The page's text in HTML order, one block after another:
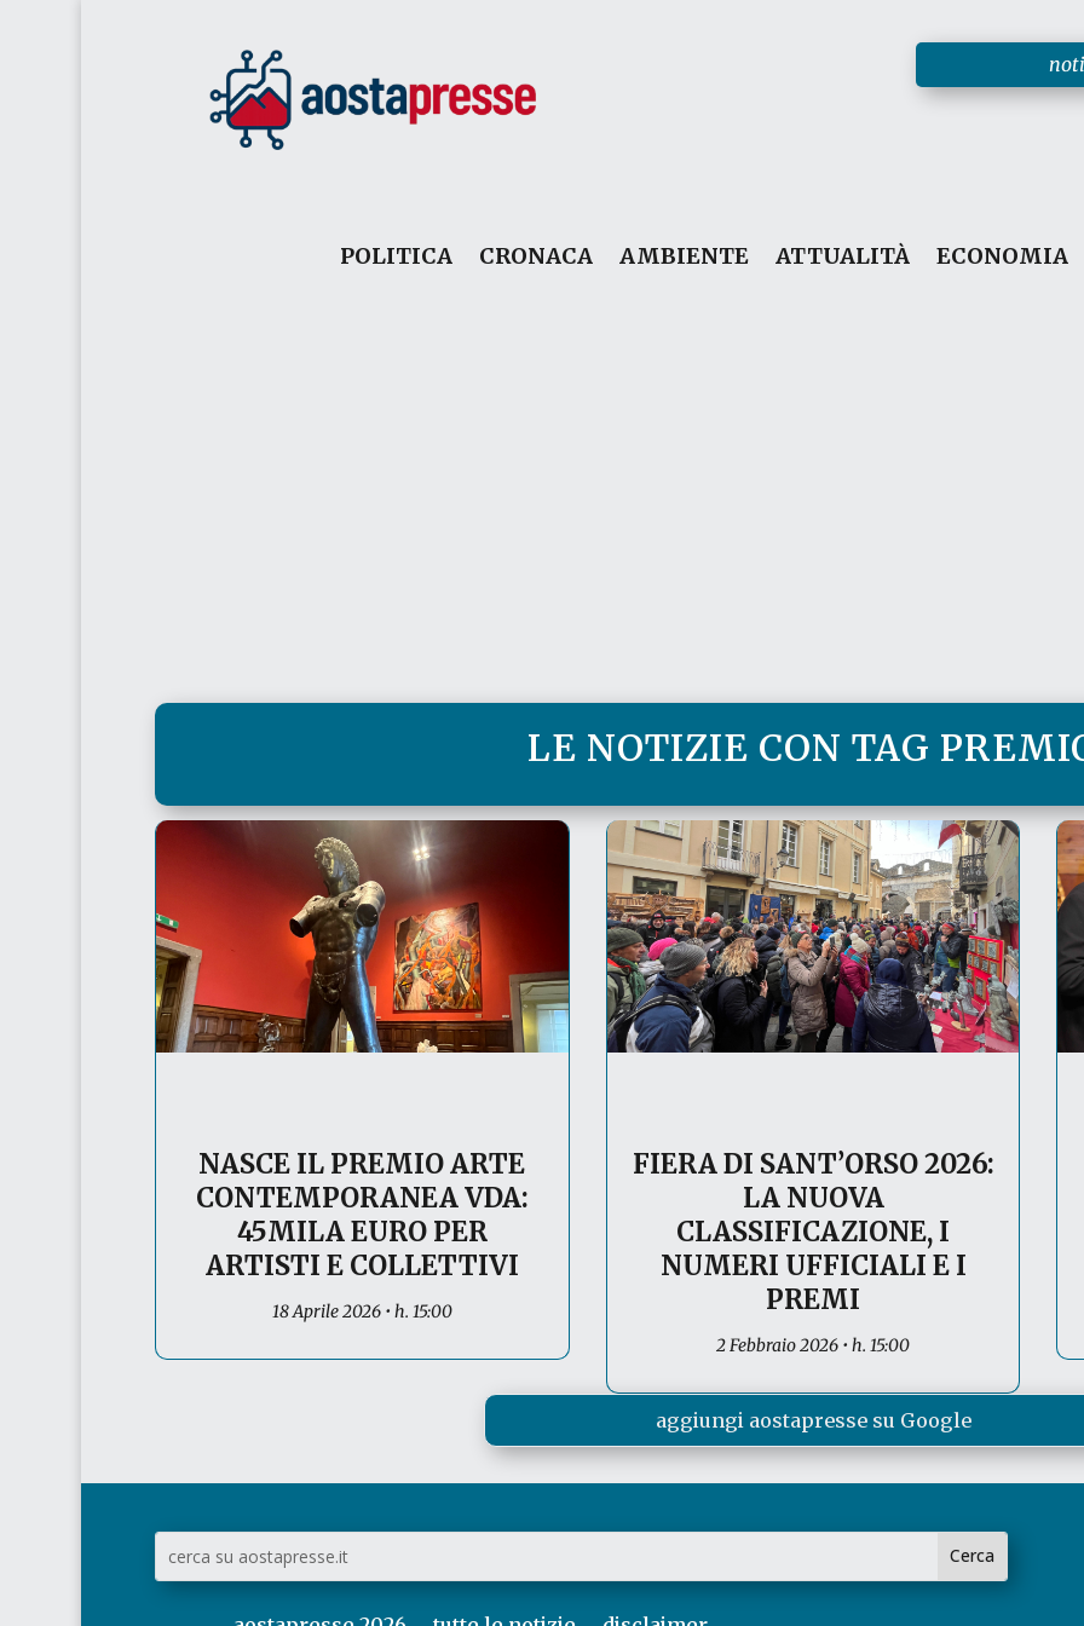
POLITICA CRONACA AMBIENTE ATTUALITÀ ECONOMIA
LE NOTIZIE CON TAG
NASCE IL PREMIO ARTE
CONTEMPORANEA VDA:
45MILA EURO PER
ARTISTI E COLLETTIVI
18 Aprile 2026 • h. 15:00
FIERA DI SANT’ORSO 2026:
LA NUOVA
CLASSIFICAZIONE, I
NUMERI UFFICIALI E I
PREMI
2 Febbraio 2026 • h. 15:00
aggiungi aostapresse su Google